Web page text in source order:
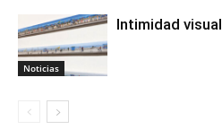
Noticias
Intimidad visual